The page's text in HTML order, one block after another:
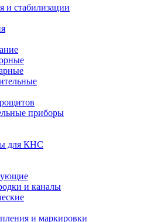
и стабилизации
приборы
для КНС
и каналы
и маркировки